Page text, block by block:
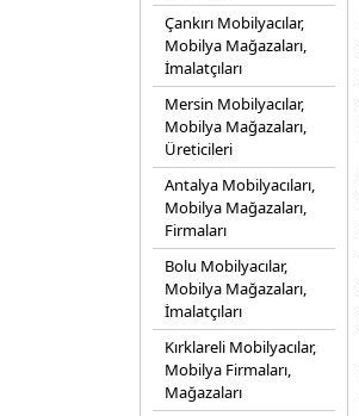
Çankırı Mobilyacılar,
Mobilya Mağazaları,
İmalatçıları
Mersin Mobilyacılar,
Mobilya Mağazaları,
Üreticileri
Antalya Mobilyacıları,
Mobilya Mağazaları,
Firmaları
Bolu Mobilyacılar,
Mobilya Mağazaları,
İmalatçıları
Kırklareli Mobilyacılar,
Mobilya Firmaları,
Mağazaları